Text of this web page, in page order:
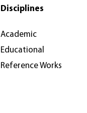
Disciplines
Academic
Educational
Reference Works